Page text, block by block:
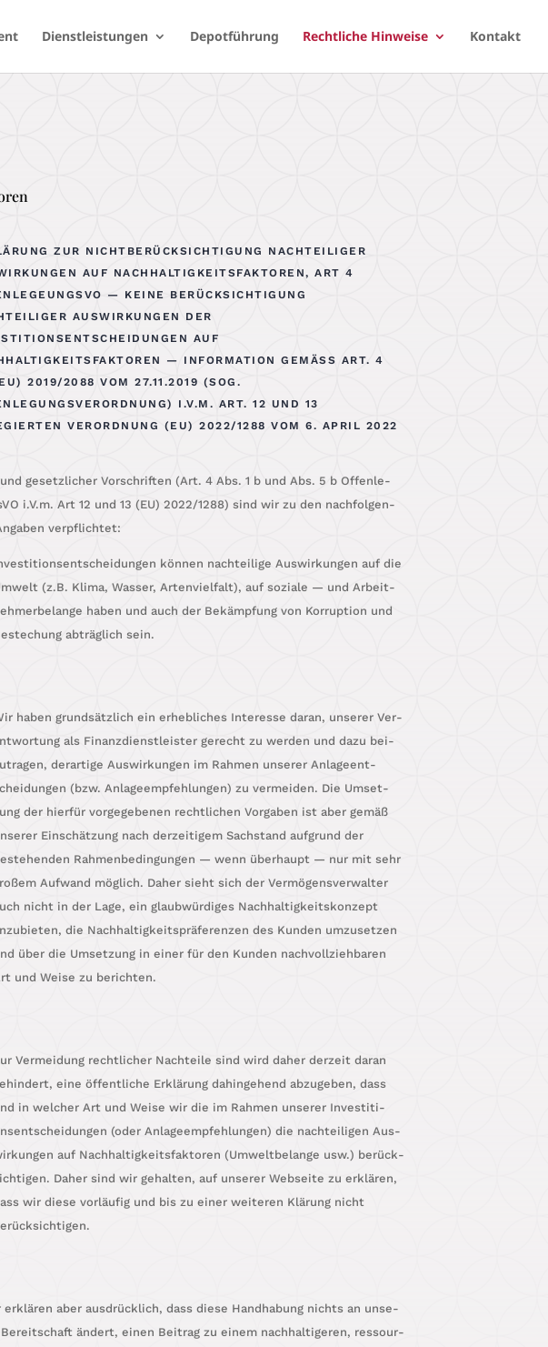
Dienstleistungen Depotführung Rechtliche Hinweise Kontakt
ZUR NICHTBERÜCKSICHTIGUNG NACHTEILIGER
AUF NACHHALTIGKEITSFAKTOREN, ART 4
— KEINE BERÜCKSICHTIGUNG
AUSWIRKUNGEN DER
AUF
— INFORMATION GEMÄSS ART. 4 V
2019/2088 VOM 27.11.2019 (SOG. O
I.V.M. ART. 12 UND 13 D
VERORDNUNG (EU) 2022/1288 VOM 6. APRIL 2022
gesetz­li­cher Vor­schrif­ten (Art. 4 Abs. 1 b und Abs. 5 b Offen­le­
i.V.m. Art 12 und 13 (EU) 2022/1288) sind wir zu den nach­fol­gen­
verpflichtet:
kön­nen nach­tei­li­ge Aus­wir­kun­gen auf die
(z.B. Kli­ma, Was­ser, Arten­viel­falt), auf sozia­le — und Arbeit­
haben und auch der Bekämp­fung von Kor­rup­ti­on und
abträg­lich sein.
haben grund­sätz­lich ein erheb­li­ches Inter­es­se dar­an, unse­rer Ver­
als Finanz­dienst­leis­ter gerecht zu wer­den und dazu bei­
der­ar­ti­ge Aus­wir­kun­gen im Rah­men unse­rer Anla­ge­ent­
(bzw. Anla­ge­emp­feh­lun­gen) zu ver­mei­den. Die Umset­
der hier­für vor­ge­ge­be­nen recht­li­chen Vor­ga­ben ist aber gemäß
Ein­schät­zung nach der­zei­ti­gem Sach­stand auf­grund der
Rah­men­be­din­gun­gen — wenn über­haupt — nur mit sehr
Auf­wand mög­lich. Daher sieht sich der Ver­mö­gens­ver­wal­ter
nicht in der Lage, ein glaub­wür­di­ges Nach­hal­tig­keits­kon­zept
die Nach­hal­tig­keits­prä­fe­ren­zen des Kun­den umzu­set­zen
über die Umset­zung in einer für den Kun­den nach­voll­zieh­ba­ren
und Wei­se zu berichten.
Ver­mei­dung recht­li­cher Nach­tei­le sind wird daher der­zeit dar­an
eine öffent­li­che Erklä­rung dahin­ge­hend abzu­ge­ben, dass
in wel­cher Art und Wei­se wir die im Rah­men unse­rer Inves­ti­ti­
(oder Anla­ge­emp­feh­lun­gen) die nach­tei­li­gen Aus­
auf Nach­hal­tig­keits­fak­to­ren (Umwelt­be­lan­ge usw.) berück­
Daher sind wir gehal­ten, auf unse­rer Web­sei­te zu erklä­ren,
wir die­se vor­läu­fig und bis zu einer wei­te­ren Klä­rung nicht
erklä­ren aber aus­drück­lich, dass die­se Hand­ha­bung nichts an unse­
ändert, einen Bei­trag zu einem nach­hal­ti­ge­ren, res­sour­